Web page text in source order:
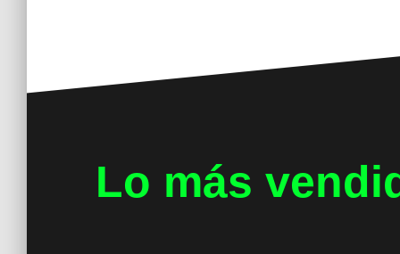
Lo más